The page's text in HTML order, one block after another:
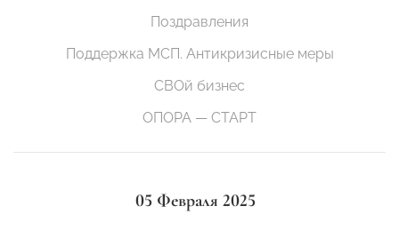
Поздравления
Поддержка МСП. Антикризисные меры
СВОй бизнес
ОПОРА — СТАРТ
05 Февраля 2025